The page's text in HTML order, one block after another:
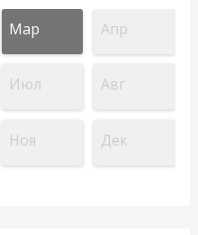
Мар Апр
Июл Авг
Ноя Дек